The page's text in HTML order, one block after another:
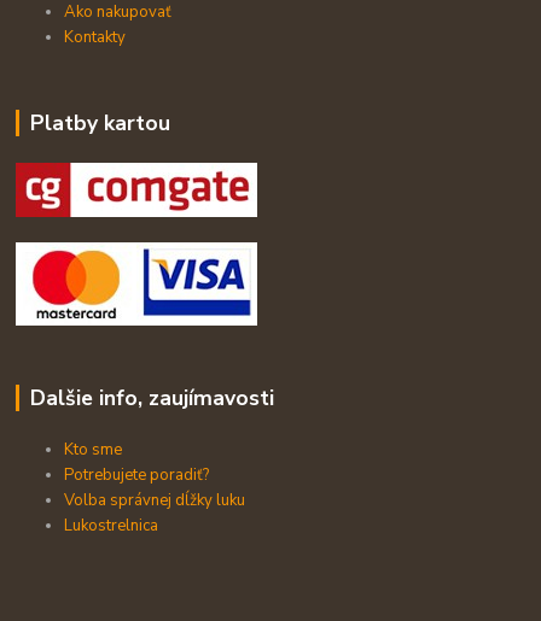
Ako nakupovať
Kontakty
Platby kartou
Dalšie info, zaujímavosti
Kto sme
Potrebujete poradiť?
Volba správnej dĺžky luku
Lukostrelnica